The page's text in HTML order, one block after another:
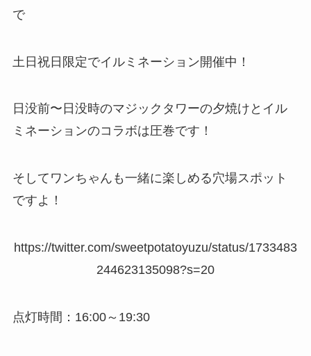
で
土日祝日限定でイルミネーション開催中！
日没前〜日没時のマジックタワーの夕焼けとイル
ミネーションのコラボは圧巻です！
そしてワンちゃんも一緒に楽しめる穴場スポット
ですよ！
https://twitter.com/sweetpotatoyuzu/status/1733483
244623135098?s=20
点灯時間：16:00～19:30